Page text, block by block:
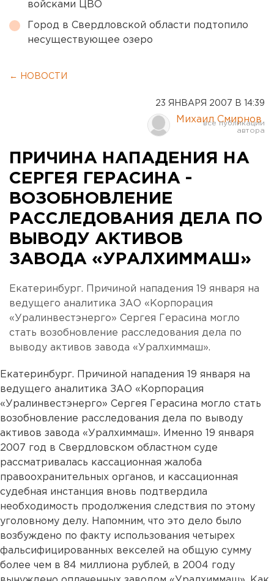
войсками ЦВО
Город в Свердловской области подтопило
несуществующее озеро
← НОВОСТИ
23 ЯНВАРЯ 2007 В 14:39
Михаил Смирнов
ПРИЧИНА НАПАДЕНИЯ НА
СЕРГЕЯ ГЕРАСИНА -
ВОЗОБНОВЛЕНИЕ
РАССЛЕДОВАНИЯ ДЕЛА ПО
ВЫВОДУ АКТИВОВ
ЗАВОДА «УРАЛХИММАШ»
Екатеринбург. Причиной нападения 19 января на
ведущего аналитика ЗАО «Корпорация
«Уралинвестэнерго» Сергея Герасина могло
стать возобновление расследования дела по
выводу активов завода «Уралхиммаш».
Екатеринбург. Причиной нападения 19 января на
ведущего аналитика ЗАО «Корпорация
«Уралинвестэнерго» Сергея Герасина могло стать
возобновление расследования дела по выводу
активов завода «Уралхиммаш». Именно 19 января
2007 год в Свердловском областном суде
рассматривалась кассационная жалоба
правоохранительных органов, и кассационная
судебная инстанция вновь подтвердила
необходимость продолжения следствия по этому
уголовному делу. Напомним, что это дело было
возбуждено по факту использования четырех
фальсифицированных векселей на общую сумму
более чем в 84 миллиона рублей, в 2004 году